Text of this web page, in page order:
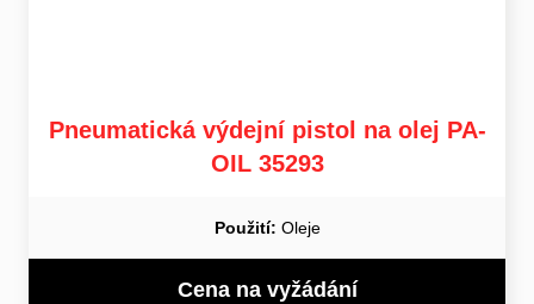
Pneumatická výdejní pistol na olej PA-
OIL 35293
Použití: Oleje
Cena na vyžádání